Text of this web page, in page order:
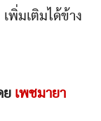
พิ่มเติมได้ข้าง
ย เพชมายา